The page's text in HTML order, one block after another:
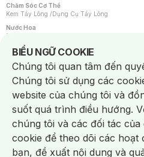
Chăm Sóc Cơ Thể
Kem Tẩy Lông /Dụng Cụ Tẩy Lông
Nước Hoa
Nước Hoa Nữ
Chăm Sóc Cá Nhân
Chống Muỗi /Khẩu Trang /Máy Massage/Mặt
Sản Phẩm Chăm Sóc Khác /Bàn Chải Đánh
Hỗ Trợ Trắng Răng/Kem Đánh Răng /Máy
Tăm / Chỉ Nha Khoa/ Xịt Thơm Miệng / Dung
Khăn Ướt Vệ Sinh Vùng Kín/Băng Vệ Sinh/
Máy Cạo Râu
Vấn Đề Về Da
Da Dầu / Lỗ Chân Lông To/ Da Khô / Mất Nước
Da Nhạy Cảm / Kích Ứng
Da Xỉn Màu
Quầng Thâm & Bọng Mắt /Sẹo /Viêm Da Cơ
Dụng Cụ / Phụ Kiện Chăm Sóc Da
BIỂU NGỮ COOKIE
Notice about cookies usage
Chúng tôi quan tâm đến
Chúng tôi sử dụng các
website của chúng tôi và
suốt quá trình điều hướng.
chúng tôi và các đối tác
cookie để theo dõi các hoạt
bạn, đề xuất nội dung và